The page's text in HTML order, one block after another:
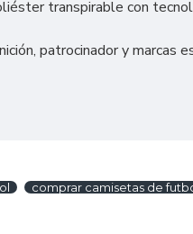
transpirable con
patrocinador y
comprar camisetas de